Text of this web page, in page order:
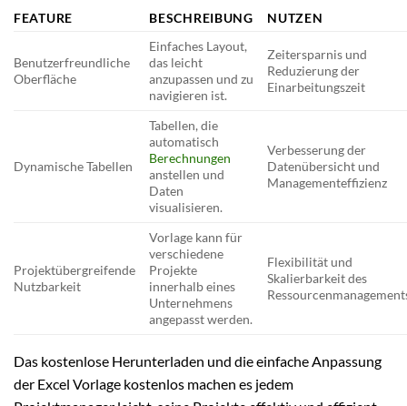
FEATURE BESCHREIBUNG NUTZEN
Benutzerfreundliche
Oberfläche
Einfaches Layout,
das leicht
anzupassen und zu
navigieren ist.
Zeitersparnis und
Reduzierung der
Einarbeitungszeit
Dynamische Tabellen
Tabellen, die
automatisch
Berechnungen
anstellen und
Daten
visualisieren.
Verbesserung der
Datenübersicht und
Managementeffizienz
Projektübergreifende
Nutzbarkeit
Vorlage kann für
verschiedene
Projekte
innerhalb eines
Unternehmens
angepasst werden.
Flexibilität und
Skalierbarkeit des
Das kostenlose Herunterladen und die einfache Anpassung
der Excel Vorlage kostenlos machen es jedem